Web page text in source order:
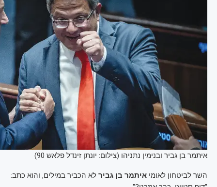
איתמר בן גביר ובנימין נתניהו (צילום: יונתן זינדל פלאש 90)
השר לביטחון לאומי איתמר בן גביר לא הכביר במילים, והוא כתב: